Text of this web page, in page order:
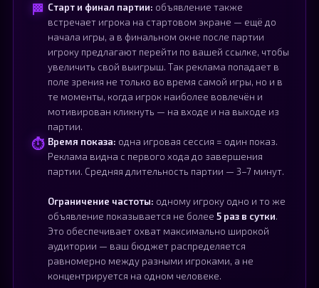
🏁 Старт и финал партии: объявление также
встречает игрока на стартовом экране — ещё до
начала игры, а в финальном окне после партии
игроку предлагают перейти по вашей ссылке, чтобы
увеличить свой выигрыш. Так реклама попадает в
поле зрения не только во время самой игры, но и в
те моменты, когда игрок наиболее вовлечён и
мотивирован кликнуть — на входе и на выходе из
партии.
⏱ Время показа: одна игровая сессия = один показ.
Реклама видна с первого хода до завершения
партии. Средняя длительность партии — 3–7 минут.
Ограничение частоты: одному игроку одно и то же
объявление показывается не более 5 раз в сутки.
Это обеспечивает охват максимально широкой
аудитории — ваш бюджет распределяется
равномерно между разными игроками, а не
концентрируется на одном человеке.